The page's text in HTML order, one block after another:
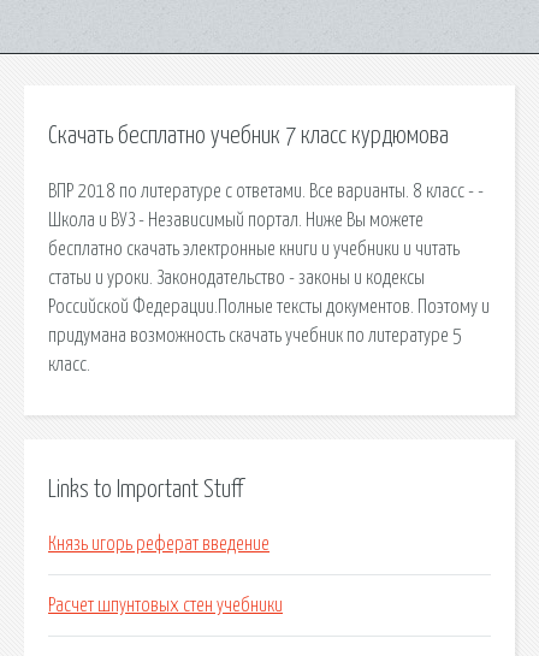
Скачать бесплатно учебник 7 класс курдюмова
ВПР 2018 по литературе с ответами. Все варианты. 8 класс - -
Школа и ВУЗ - Независимый портал. Ниже Вы можете
бесплатно скачать электронные книги и учебники и читать
статьи и уроки. Законодательство - законы и кодексы
Российской Федерации.Полные тексты документов. Поэтому и
придумана возможность скачать учебник по литературе 5
класс.
Links to Important Stuff
Князь игорь реферат введение
Расчет шпунтовых стен учебники